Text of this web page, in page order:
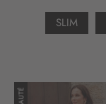
SLIM
r
a
o